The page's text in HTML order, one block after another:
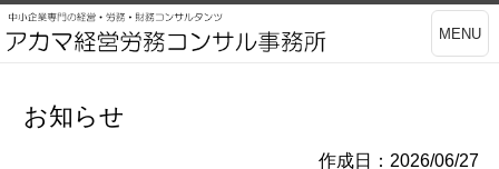
MENU
お知らせ
作成日：2026/06/27